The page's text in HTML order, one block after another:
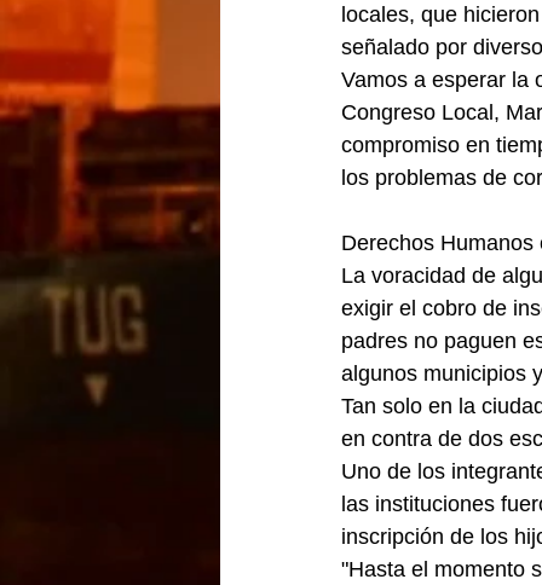
locales, que
señalado por
Vamos a esperar la
Congreso Local,
compromiso en
los problemas de
Derechos
La voracidad de
exigir el cobro de
padres no paguen
algunos municipios
Tan solo en la
en contra de dos
Uno de los
las instituciones
inscripción de los
"Hasta el momento